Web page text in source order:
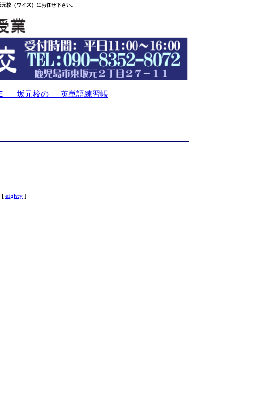
（ワイズ）にお任せ下さい。
坂元校の 英単語練習帳
[ eighty ]